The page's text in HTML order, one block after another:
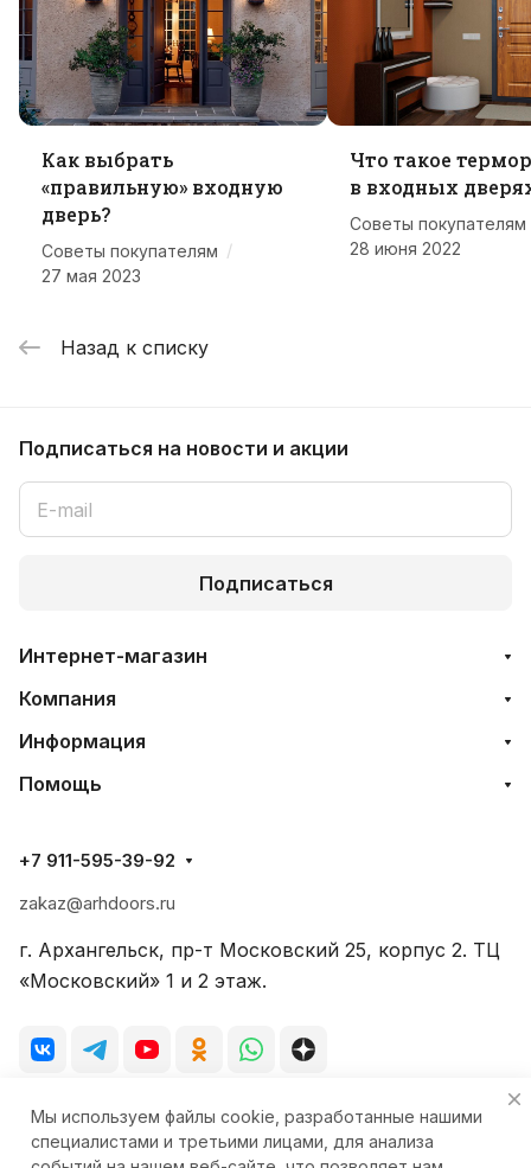
Как выбрать
«правильную» входную
дверь?
Советы покупателям /
27 мая 2023
Что такое
в входных
Советы покупателям
28 июня 2022
Назад к списку
Подписаться на новости и акции
Подписаться
Интернет-магазин
Компания
Информация
Помощь
+7 911-595-39-92
zakaz@arhdoors.ru
г. Архангельск, пр-т Московский 25, корпус 2. ТЦ
«Московский» 1 и 2 этаж.
© 2026 Фирменный салон-магазин «Стиль-Двери»
Мы используем файлы cookie, разработанные нашими
специалистами и третьими лицами, для анализа